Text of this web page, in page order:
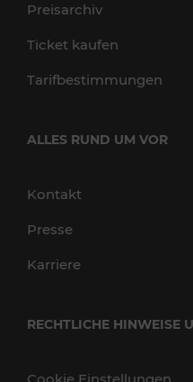
Preisarchiv
Ticket kaufen
Tarifbestimmungen
ALLES RUND UM VOR
Kontakt
Presse
Karriere
RECHTLICHE HINWEISE